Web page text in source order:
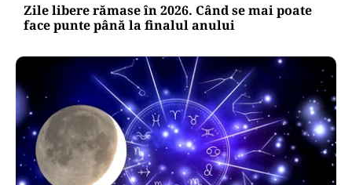
Zile libere rămase în 2026. Când se mai poate
face punte până la finalul anului